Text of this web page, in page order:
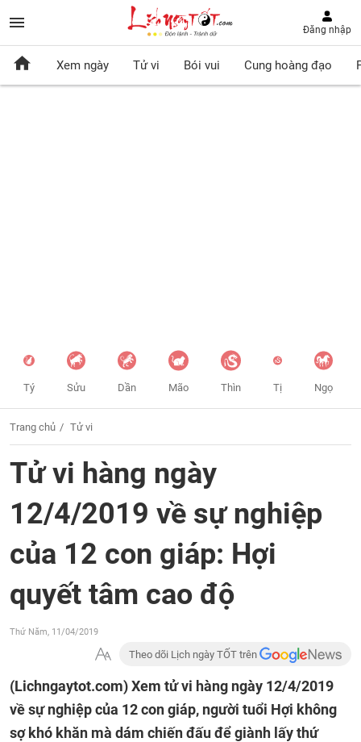
Đăng nhập
Xem ngày Tử vi Bói vui Cung hoàng đạo
Tý Sửu Dần Mão Thìn Tị Ngọ
Trang chủ Tử vi
Tử vi hàng ngày
12/4/2019 về sự nghiệp
của 12 con giáp: Hợi
quyết tâm cao độ
Thứ Năm, 11/04/2019
Theo dõi Lịch ngày TỐT trên
(Lichngaytot.com)Xem tử vi hàng ngày 12/4/2019
về sự nghiệp của 12 con giáp, người tuổi Hợi không
sợ khó khăn mà dám chiến đấu để giành lấy thứ